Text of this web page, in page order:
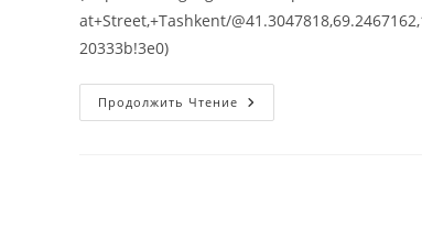
at+Street,+Tashkent/
20333b!3e0)
Продолжить Чтение O’rta
Osiyodagi